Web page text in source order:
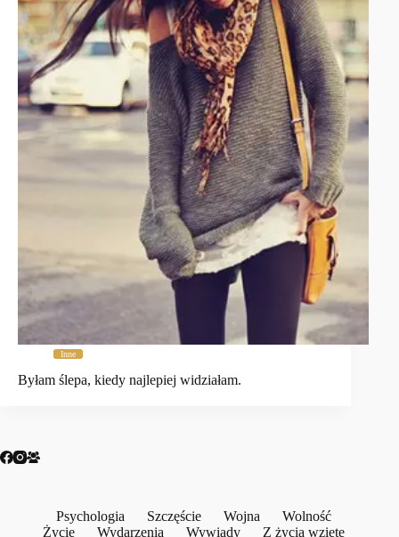
Inne
Byłam ślepa, kiedy najlepiej widziałam.
Psychologia Szczęście Wojna
Wolność
Życie
Wydarzenia Wywiady Z życia wzięte